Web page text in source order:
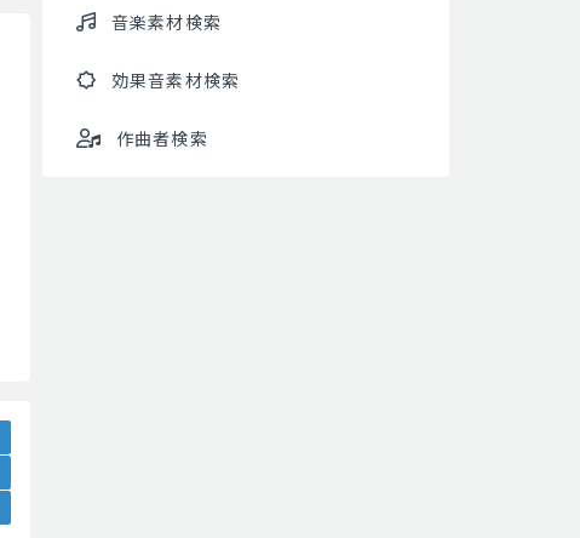
音楽素材検索
効果音素材検索
作曲者検索